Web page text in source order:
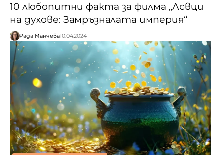
10 любопитни факта за филма „Ловци
на духове: Замръзналата империя“
Рада Манчева10.04.2024